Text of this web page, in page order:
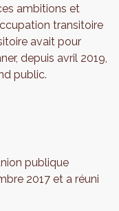
ambitions et
transitoire
avait pour
depuis avril 2019,
public.
publique
2017 et a réuni